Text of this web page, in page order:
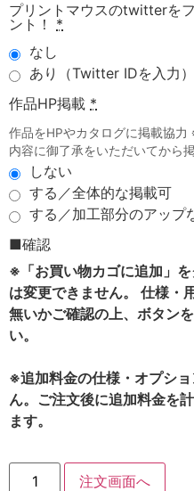
プリントマウスのtwitterを
ント！
*
なし
あり（Twitter IDを入力）
作品HP掲載 *
作品をHPやカタログに掲載協力
内容に御了承をいただいてから
しない
する／全体的な掲載可
する／加工部分のアップ
■確認
※「お買い物カゴに追加」
は変更できません。 仕様・
無いかご確認の上、ボタン
い。
※追加料金の仕様・オプシ
ん。ご注文後に追加料金を
ます。
注文画面へ